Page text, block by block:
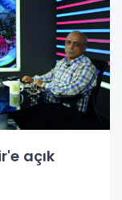
açık